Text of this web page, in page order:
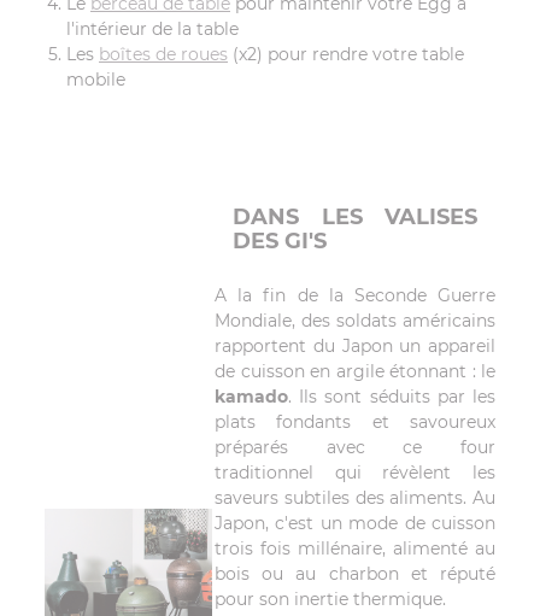
l'intérieur de la table
Les boîtes de roues (x2) pour rendre votre table
mobile
DANS LES VALISES
DES GI'S
A la fin de la Seconde Guerre
Mondiale, des soldats américains
rapportent du Japon un appareil
de cuisson en argile étonnant : le
kamado. Ils sont séduits par les
plats fondants et savoureux
préparés avec ce four
traditionnel qui révèlent les
saveurs subtiles des aliments. Au
Japon, c'est un mode de cuisson
trois fois millénaire, alimenté au
bois ou au charbon et réputé
pour son inertie thermique.